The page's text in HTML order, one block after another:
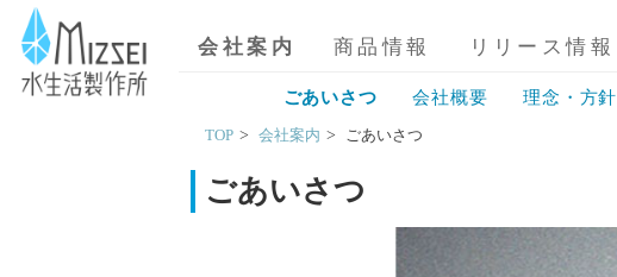
会社案内
ごあいさつ 会社概要 理念・方針
商品情報 リリース情報
TOP 会社案内 ごあいさつ
ごあいさつ